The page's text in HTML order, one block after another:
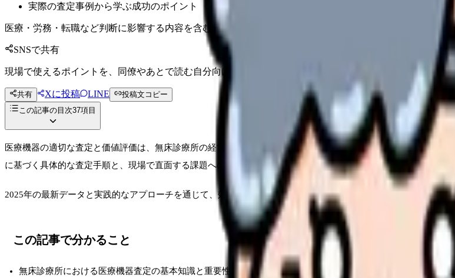
実際の査定事例から学ぶ成功のポイント
医療・労務・転職など判断に影響する内容を含むため、制度やサービスの最新条件は公的機関・勤務先・
SNSで共有
現場で使えるポイントを、同僚やあとで読む自分向けに残せます。
共有 Xに投稿 LINE
投稿文コピー
この記事の目次37項目
医療機器の適切な査定と価値評価は、無床診療所の経営効率化と医療サービスの質の向上に直結する重要な要
に基づく具体的な査定手順と、現場で直面する課題への解決策をお伝えします。
2025年の最新データと実践的なアプローチを通じて、効果的な医療機器査定の方法を詳しく解説します。
この記事で分かること
無床診療所における医療機器査定の基本知識と重要性について